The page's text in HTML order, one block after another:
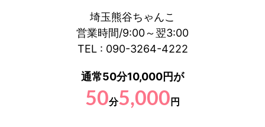
埼玉熊谷ちゃんこ
営業時間/9:00～翌3:00
TEL : 090-3264-4222
通常50分10,000円が
50分5,000 円